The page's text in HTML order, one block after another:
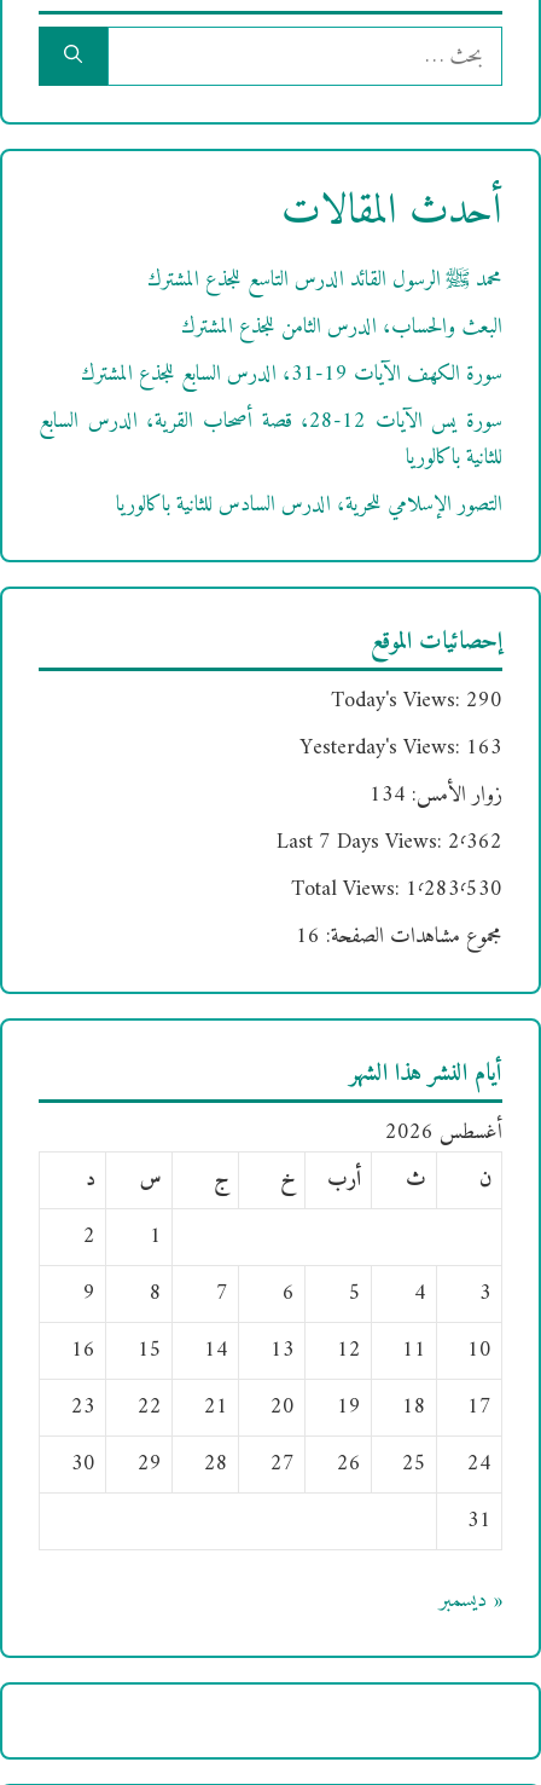
البحث
عن:
أحدث المقالات
محمد ﷺ الرسول القائد الدرس التاسع للجذع المشترك
البعث والحساب، الدرس الثامن للجذع المشترك
سورة الكهف الآيات 19-31، الدرس السابع للجذع المشترك
سورة يس الآيات 12-28، قصة أصحاب القرية، الدرس السابع
للثانية باكالوريا
التصور الإسلامي للحرية، الدرس السادس للثانية باكالوريا
إحصائيات الموقع
Today's Views: 290
Yesterday's Views: 163
زوار الأمس: 134
Last 7 Days Views: 2٬362
Total Views: 1٬283٬530
مجموع مشاهدات الصفحة: 16
أيام النشر هذا الشهر
أغسطس 2026
ن
ث أرب خ ج س
د
1
2
3
4
5
6
7
8
9
10
11
12
13
14
15
16
17
18
19
20
21
22
23
24
25
26
27
28
29
30
31
« ديسمبر